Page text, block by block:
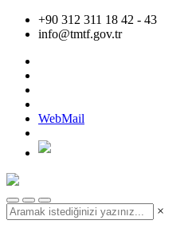
+90 312 311 18 42 - 43
info@tmtf.gov.tr
WebMail
×